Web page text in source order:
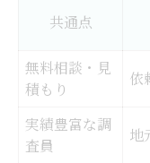
共通点
無料相談・見
積もり
依
実績豊富な調
査員
地